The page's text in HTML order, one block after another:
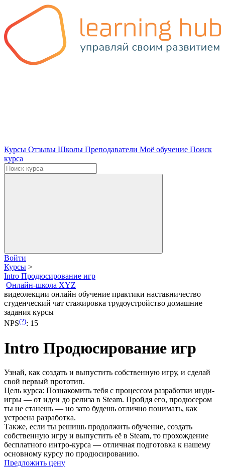
Курсы Отзывы Школы Преподаватели Моё обучение Поиск
курса
Войти
Курсы >
Intro Продюсирование игр
Онлайн-школа XYZ
видеолекции онлайн обучение практики наставничество
студенческий чат стажировка трудоустройство домашние
задания курсы
NPS(?): 15
Intro Продюсирование игр
Узнай, как создать и выпустить собственную игру, и сделай
свой первый прототип.
Цель курса: Познакомить тебя с процессом разработки инди-
игры — от идеи до релиза в Steam. Пройдя его, продюсером
ты не станешь — но зато будешь отлично понимать, как
устроена разработка.
Также, если ты решишь продолжить обучение, создать
собственную игру и выпустить её в Steam, то прохождение
бесплатного интро-курса — отличная подготовка к нашему
основному курсу по продюсированию.
Предложить цену